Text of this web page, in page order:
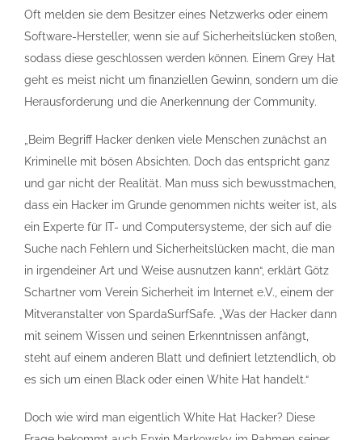
Oft melden sie dem Besitzer eines Netzwerks oder einem
Software-Hersteller, wenn sie auf Sicherheitslücken stoßen,
sodass diese geschlossen werden können. Einem Grey Hat
geht es meist nicht um finanziellen Gewinn, sondern um die
Herausforderung und die Anerkennung der Community.
„Beim Begriff Hacker denken viele Menschen zunächst an
Kriminelle mit bösen Absichten. Doch das entspricht ganz
und gar nicht der Realität. Man muss sich bewusstmachen,
dass ein Hacker im Grunde genommen nichts weiter ist, als
ein Experte für IT- und Computersysteme, der sich auf die
Suche nach Fehlern und Sicherheitslücken macht, die man
in irgendeiner Art und Weise ausnutzen kann“, erklärt Götz
Schartner vom Verein Sicherheit im Internet e.V., einem der
Mitveranstalter von SpardaSurfSafe. „Was der Hacker dann
mit seinem Wissen und seinen Erkenntnissen anfängt,
steht auf einem anderen Blatt und definiert letztendlich, ob
es sich um einen Black oder einen White Hat handelt.“
Doch wie wird man eigentlich White Hat Hacker? Diese